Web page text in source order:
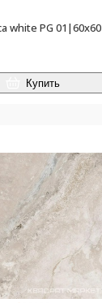
white PG 01|60x60
Купить